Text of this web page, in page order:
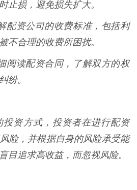
止损，避免损失扩大。
配资公司的收费标准，包括利
不合理的收费所困扰。
阅读配资合同，了解双方的权
纷。
投资方式，投资者在进行配资
险，并根据自身的风险承受能
目追求高收益，而忽视风险。